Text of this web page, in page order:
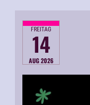
FREITAG
14
AUG 2026